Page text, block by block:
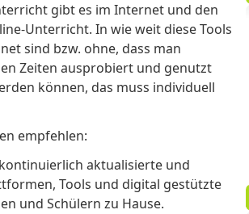
gibt es im Internet und den
Unterricht. In wie weit diese Tools
sind bzw. ohne, dass man
Zeiten ausprobiert und genutzt
können, das muss individuell
empfehlen:
aktualisierte und
Tools und digital gestützte
und Schülern zu Hause.